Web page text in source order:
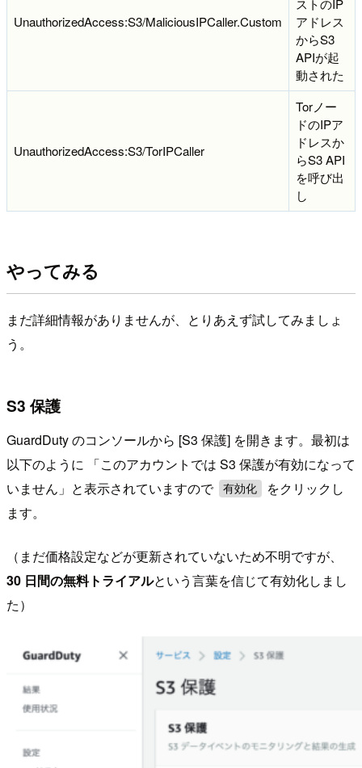
UnauthorizedAccess:S3/MaliciousIPCaller.Custom
ストのIP
アドレス
からS3
APIが起
動された
UnauthorizedAccess:S3/TorIPCaller
Torノー
ドのIPア
ドレスか
らS3 API
を呼び出
し
やってみる
まだ詳細情報がありませんが、とりあえず試してみましょ
う。
S3 保護
GuardDuty のコンソールから [S3 保護] を開きます。最初は
以下のように 「このアカウントでは S3 保護が有効になって
いません」と表示されていますので
有効化
をクリックし
ます。
（まだ価格設定などが更新されていないため不明ですが、
30 日間の無料トライアルという言葉を信じて有効化しまし
た）